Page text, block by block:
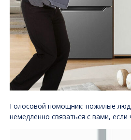
Голосовой помощник: пожилые
немедленно связаться с вами, если